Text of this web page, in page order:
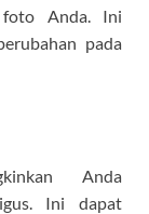
foto Anda. Ini
pada
Anda
Ini dapat